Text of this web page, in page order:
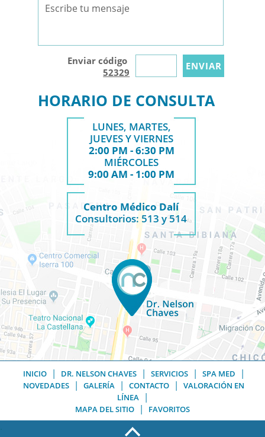
HORARIO DE CONSULTA
LUNES, MARTES,
JUEVES Y VIERNES
2:00 PM - 6:30 PM
MIÉRCOLES
9:00 AM - 1:00 PM
Centro Médico Dalí
Consultorios: 513 y 514
Enviar código
52329
INICIO | DR. NELSON CHAVES | SERVICIOS | SPA MED |
NOVEDADES | GALERÍA | CONTACTO |
VALORACIÓN EN
LÍNEA
|
MAPA DEL SITIO | FAVORITOS